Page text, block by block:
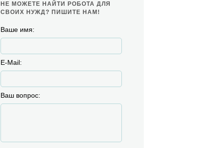
НЕ МОЖЕТЕ НАЙТИ РОБОТА ДЛЯ
СВОИХ НУЖД? ПИШИТЕ НАМ!
Ваше имя:
E-Mail:
Ваш вопрос: